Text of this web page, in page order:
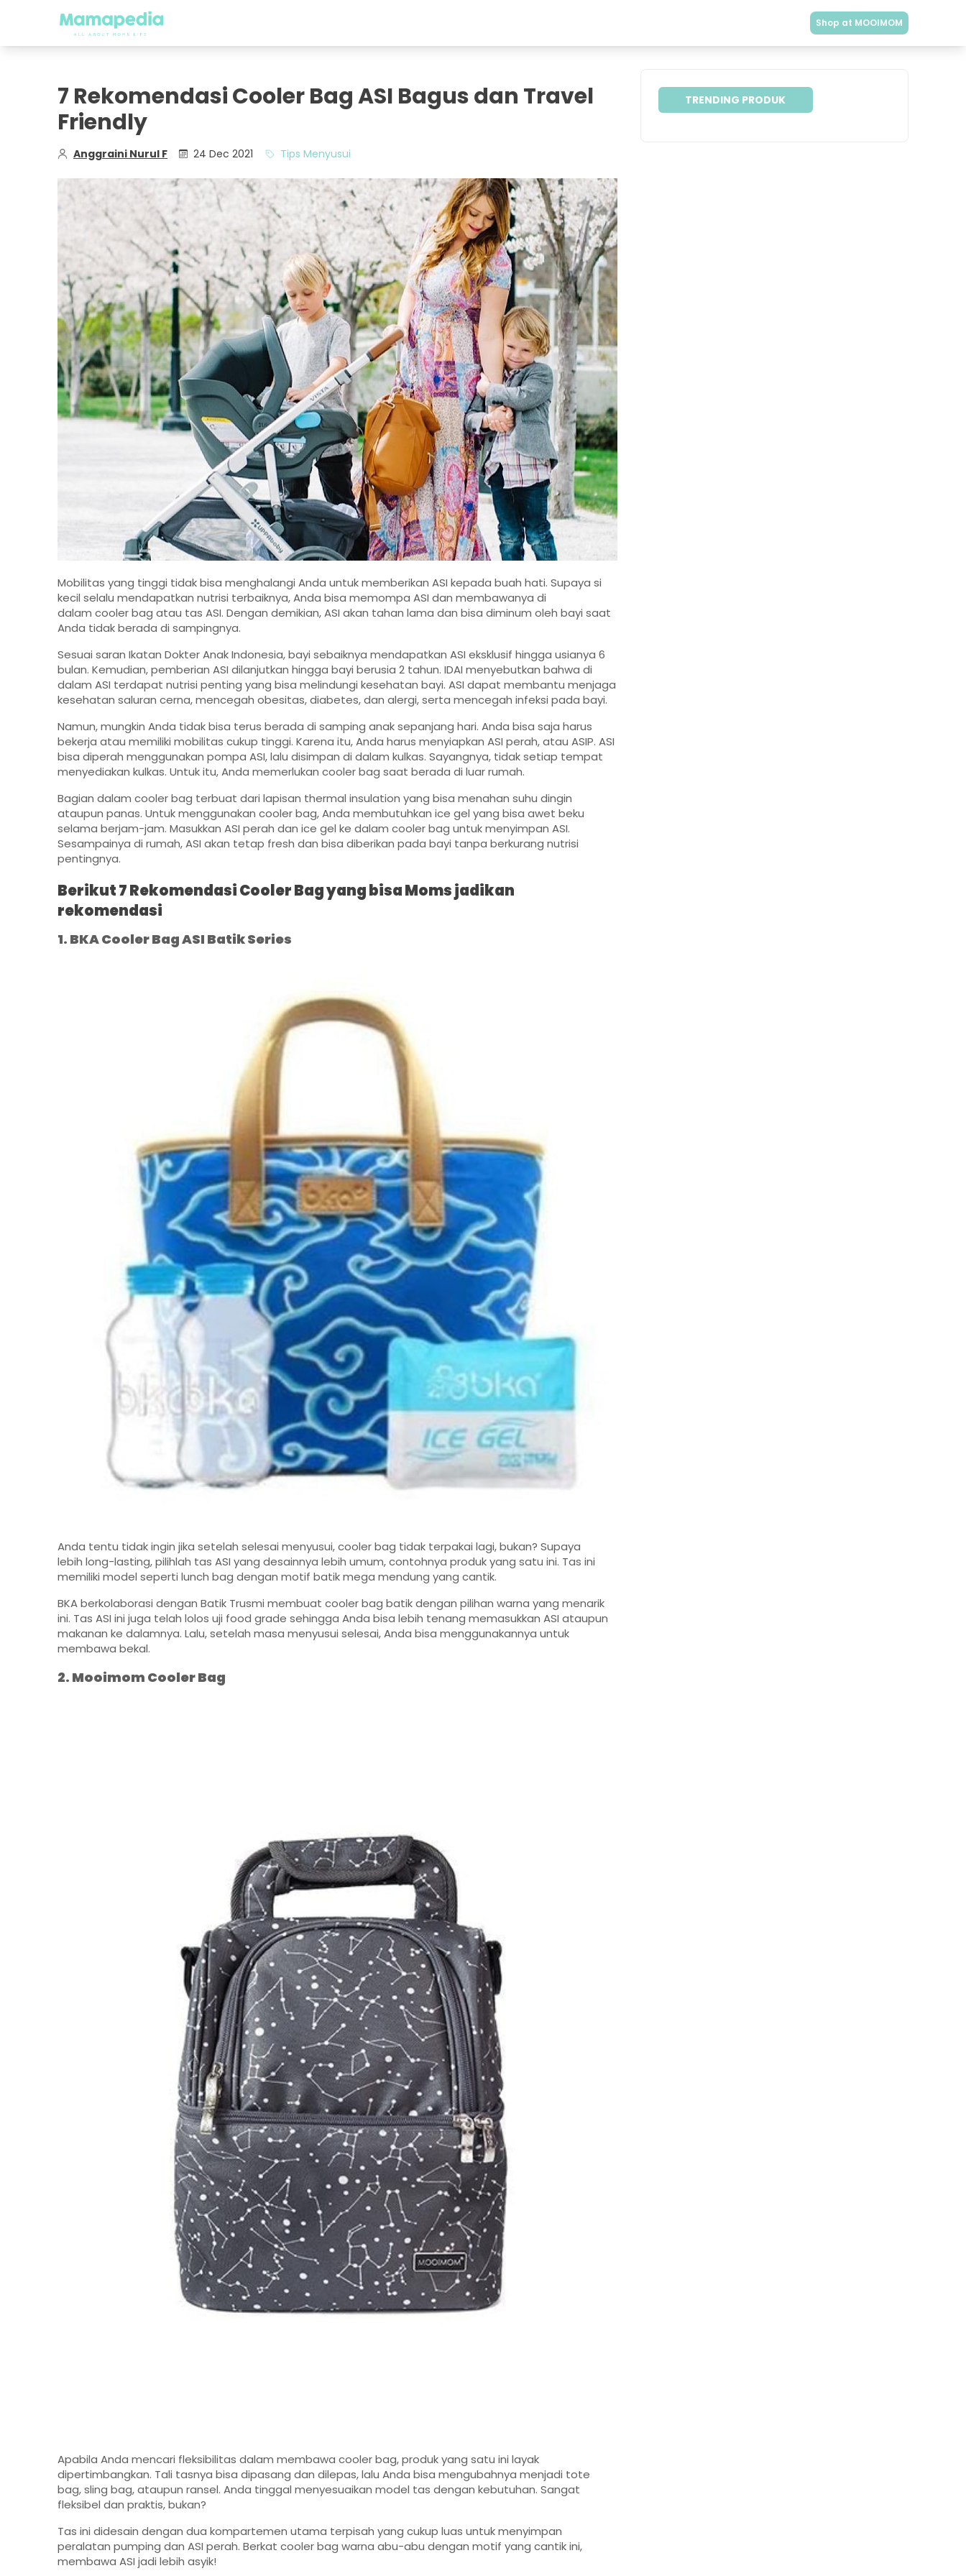
Shop at MOOIMOM
7 Rekomendasi Cooler Bag ASI Bagus dan Travel
Friendly
Anggraini Nurul F 24 Dec 2021 Tips Menyusui
Mobilitas yang tinggi tidak bisa menghalangi Anda untuk memberikan ASI kepada buah hati. Supaya si
kecil selalu mendapatkan nutrisi terbaiknya, Anda bisa memompa ASI dan membawanya di
dalam cooler bag atau tas ASI. Dengan demikian, ASI akan tahan lama dan bisa diminum oleh bayi saat
Anda tidak berada di sampingnya.
Sesuai saran Ikatan Dokter Anak Indonesia, bayi sebaiknya mendapatkan ASI eksklusif hingga usianya 6
bulan. Kemudian, pemberian ASI dilanjutkan hingga bayi berusia 2 tahun. IDAI menyebutkan bahwa di
dalam ASI terdapat nutrisi penting yang bisa melindungi kesehatan bayi. ASI dapat membantu menjaga
kesehatan saluran cerna, mencegah obesitas, diabetes, dan alergi, serta mencegah infeksi pada bayi.
Namun, mungkin Anda tidak bisa terus berada di samping anak sepanjang hari. Anda bisa saja harus
bekerja atau memiliki mobilitas cukup tinggi. Karena itu, Anda harus menyiapkan ASI perah, atau ASIP. ASI
bisa diperah menggunakan pompa ASI, lalu disimpan di dalam kulkas. Sayangnya, tidak setiap tempat
menyediakan kulkas. Untuk itu, Anda memerlukan cooler bag saat berada di luar rumah.
Bagian dalam cooler bag terbuat dari lapisan thermal insulation yang bisa menahan suhu dingin
ataupun panas. Untuk menggunakan cooler bag, Anda membutuhkan ice gel yang bisa awet beku
selama berjam-jam. Masukkan ASI perah dan ice gel ke dalam cooler bag untuk menyimpan ASI.
Sesampainya di rumah, ASI akan tetap fresh dan bisa diberikan pada bayi tanpa berkurang nutrisi
pentingnya.
Berikut 7 Rekomendasi Cooler Bag yang bisa Moms jadikan
rekomendasi
1. BKA Cooler Bag ASI Batik Series
Anda tentu tidak ingin jika setelah selesai menyusui, cooler bag tidak terpakai lagi, bukan? Supaya
lebih long-lasting, pilihlah tas ASI yang desainnya lebih umum, contohnya produk yang satu ini. Tas ini
memiliki model seperti lunch bag dengan motif batik mega mendung yang cantik.
BKA berkolaborasi dengan Batik Trusmi membuat cooler bag batik dengan pilihan warna yang menarik
ini. Tas ASI ini juga telah lolos uji food grade sehingga Anda bisa lebih tenang memasukkan ASI ataupun
makanan ke dalamnya. Lalu, setelah masa menyusui selesai, Anda bisa menggunakannya untuk
membawa bekal.
2. Mooimom Cooler Bag
Apabila Anda mencari fleksibilitas dalam membawa cooler bag, produk yang satu ini layak
dipertimbangkan. Tali tasnya bisa dipasang dan dilepas, lalu Anda bisa mengubahnya menjadi tote
bag, sling bag, ataupun ransel. Anda tinggal menyesuaikan model tas dengan kebutuhan. Sangat
fleksibel dan praktis, bukan?
Tas ini didesain dengan dua kompartemen utama terpisah yang cukup luas untuk menyimpan
peralatan pumping dan ASI perah. Berkat cooler bag warna abu-abu dengan motif yang cantik ini,
membawa ASI jadi lebih asyik!
TRENDING PRODUK